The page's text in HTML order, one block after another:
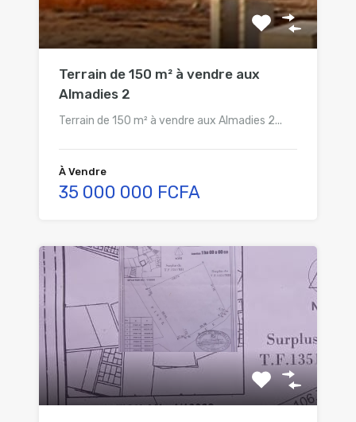
Terrain de 150 m² à vendre aux
Almadies 2
Terrain de 150 m² à vendre aux Almadies 2...
À Vendre
35 000 000 FCFA